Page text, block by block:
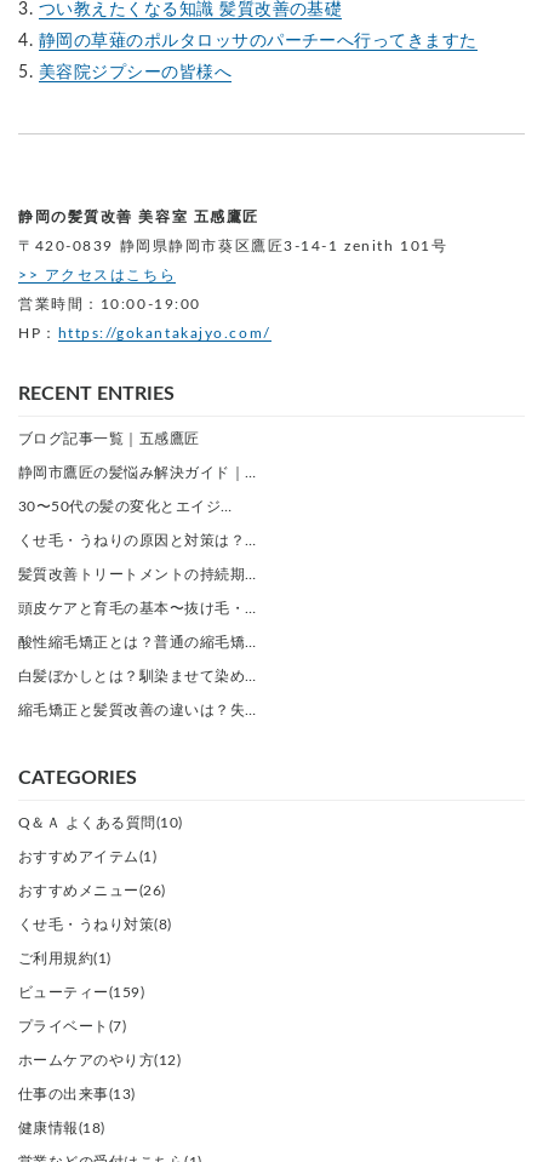
つい教えたくなる知識 髪質改善の基礎
静岡の草薙のポルタロッサのパーチーへ行ってきますた
美容院ジプシーの皆様へ
静岡の髪質改善 美容室 五感鷹匠
〒420-0839 静岡県静岡市葵区鷹匠3-14-1 zenith 101号
>> アクセスはこちら
営業時間：10:00-19:00
HP：
https://gokantakajyo.com/
RECENT ENTRIES
ブログ記事一覧｜五感鷹匠
静岡市鷹匠の髪悩み解決ガイド｜…
30〜50代の髪の変化とエイジ…
くせ毛・うねりの原因と対策は？…
髪質改善トリートメントの持続期…
頭皮ケアと育毛の基本〜抜け毛・…
酸性縮毛矯正とは？普通の縮毛矯…
白髪ぼかしとは？馴染ませて染め…
縮毛矯正と髪質改善の違いは？失…
CATEGORIES
Q＆Ａ よくある質問(10)
おすすめアイテム(1)
おすすめメニュー(26)
くせ毛・うねり対策(8)
ご利用規約(1)
ビューティー(159)
プライベート(7)
ホームケアのやり方(12)
仕事の出来事(13)
健康情報(18)